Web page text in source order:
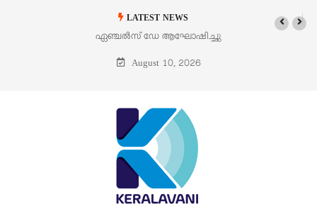
LATEST NEWS
ഡേ ആഘോഷിച്ചു ഓഗസ്റ്റ് 9 – വിശുദ്ധ തെരേസ
ബെനഡിക്ട ഓഫ് ദ ക്രോസ്
August 10, 2026